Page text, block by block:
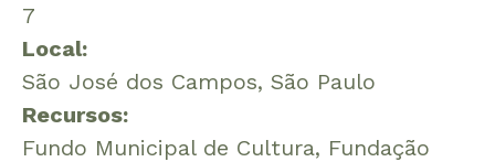
7
Local:
São José dos Campos, São Paulo
Recursos:
Fundo Municipal de Cultura, Fundação